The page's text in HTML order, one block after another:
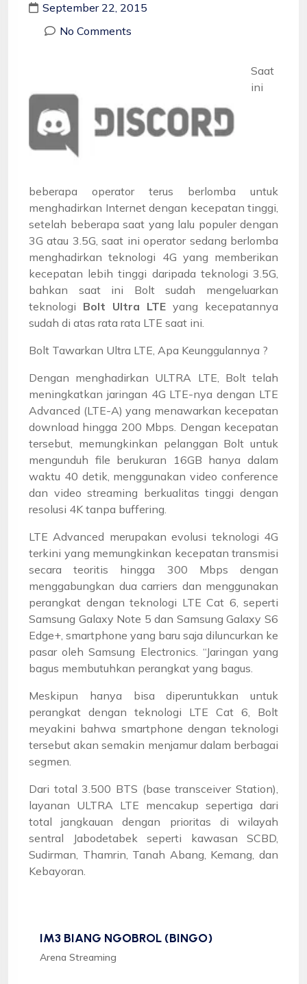
September 22, 2015
No Comments
Saat
ini
beberapa operator terus berlomba untuk
menghadirkan Internet dengan kecepatan tinggi,
setelah beberapa saat yang lalu populer dengan
3G atau 3.5G, saat ini operator sedang berlomba
menghadirkan teknologi 4G yang memberikan
kecepatan lebih tinggi daripada teknologi 3.5G,
bahkan saat ini Bolt sudah mengeluarkan
teknologi Bolt Ultra LTE yang kecepatannya
sudah di atas rata rata LTE saat ini.
Bolt Tawarkan Ultra LTE, Apa Keunggulannya ?
Dengan menghadirkan ULTRA LTE, Bolt telah
meningkatkan jaringan 4G LTE-nya dengan LTE
Advanced (LTE-A) yang menawarkan kecepatan
download hingga 200 Mbps. Dengan kecepatan
tersebut, memungkinkan pelanggan Bolt untuk
mengunduh file berukuran 16GB hanya dalam
waktu 40 detik, menggunakan video conference
dan video streaming berkualitas tinggi dengan
resolusi 4K tanpa buffering.
LTE Advanced merupakan evolusi teknologi 4G
terkini yang memungkinkan kecepatan transmisi
secara teoritis hingga 300 Mbps dengan
menggabungkan dua carriers dan menggunakan
perangkat dengan teknologi LTE Cat 6, seperti
Samsung Galaxy Note 5 dan Samsung Galaxy S6
Edge+, smartphone yang baru saja diluncurkan ke
pasar oleh Samsung Electronics. “Jaringan yang
bagus membutuhkan perangkat yang bagus.
Meskipun hanya bisa diperuntukkan untuk
perangkat dengan teknologi LTE Cat 6, Bolt
meyakini bahwa smartphone dengan teknologi
tersebut akan semakin menjamur dalam berbagai
segmen.
Dari total 3.500 BTS (base transceiver Station),
layanan ULTRA LTE mencakup sepertiga dari
total jangkauan dengan prioritas di wilayah
sentral Jabodetabek seperti kawasan SCBD,
Sudirman, Thamrin, Tanah Abang, Kemang, dan
Kebayoran.
IM3 BIANG NGOBROL (BINGO)
Arena Streaming